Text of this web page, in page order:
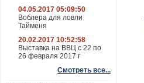
04.05.2017 05:09:50
Воблера для ловли
Тайменя
20.02.2017 10:52:58
Выставка на ВВЦ с 22 по
26 февраля 2017 г
Смотреть все...